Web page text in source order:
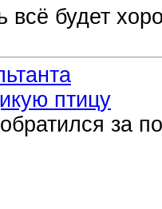
всё будет
птицу
за